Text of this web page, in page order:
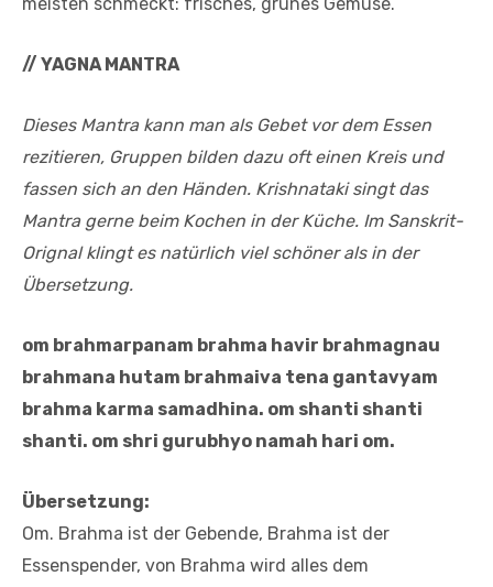
// YAGNA MANTRA
Dieses Mantra kann man als Gebet vor dem Essen
rezitieren, Gruppen bilden dazu oft einen Kreis und
fassen sich an den Händen. Krishnataki singt das
Mantra gerne beim Kochen in der Küche. Im Sanskrit-
Orignal klingt es natürlich viel schöner als in der
Übersetzung.
om brahmarpanam brahma havir brahmagnau
brahmana hutam brahmaiva tena gantavyam
brahma karma samadhina. om shanti shanti
shanti. om shri gurubhyo namah hari om.
Übersetzung:
Om. Brahma ist der Gebende, Brahma ist der
Essenspender, von Brahma wird alles dem